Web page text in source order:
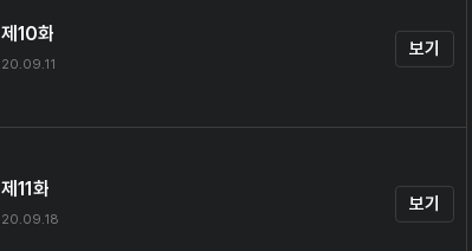
제10화
20.09.11
보기
제11화
20.09.18
보기